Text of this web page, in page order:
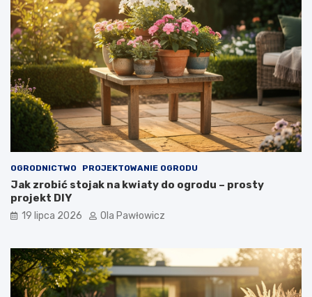
OGRODNICTWO PROJEKTOWANIE OGRODU
Jak zrobić stojak na kwiaty do ogrodu – prosty
projekt DIY
19 lipca 2026 Ola Pawłowicz